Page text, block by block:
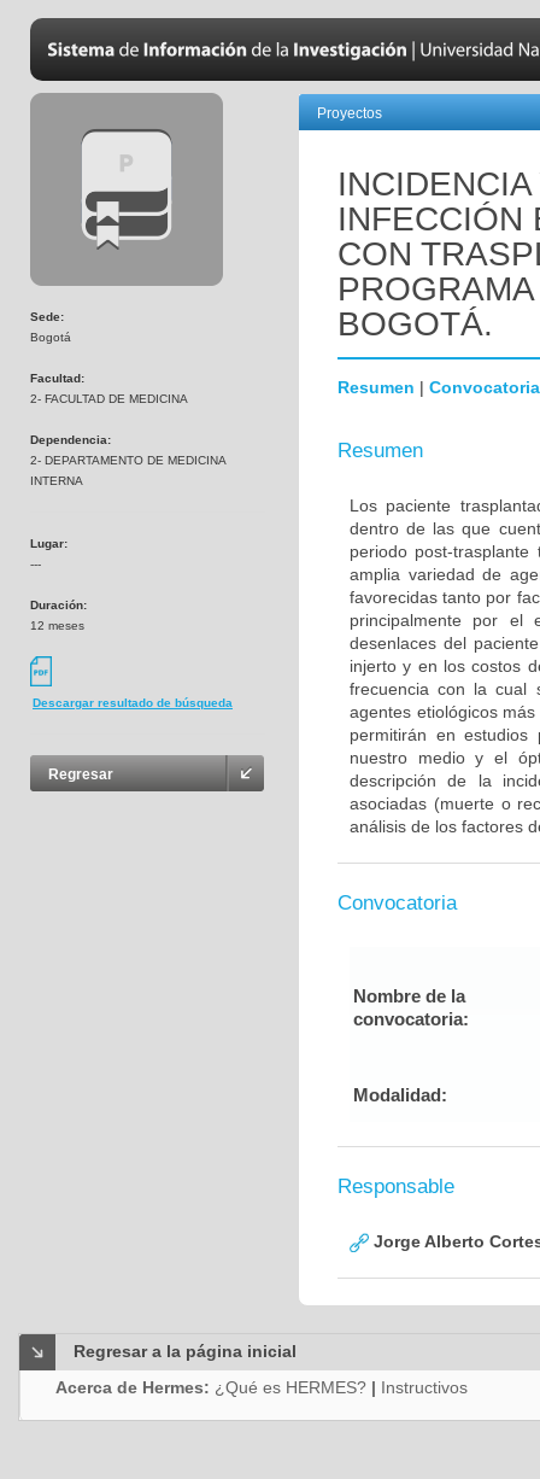
Sede:
Bogotá
Facultad:
2- FACULTAD DE MEDICINA
Dependencia:
2- DEPARTAMENTO DE MEDICINA
INTERNA
Lugar:
---
Duración:
12 meses
Descargar resultado de búsqueda
Regresar
Proyectos
INFECCIÓN
CON
BOGOTÁ.
Resumen | Convocatoria
Resumen
Los paciente
dentro de las que
periodo post-
amplia variedad de
favorecidas tanto por
principalmente por el
desenlaces del
injerto y en los costos
frecuencia con la cual
agentes etiológicos
permitirán en estudios
nuestro medio y el
descripción de la
asociadas (muerte o
análisis de los factores
Convocatoria
Nombre de la
convocatoria:
Modalidad:
Responsable
Jorge Alberto
Regresar a la página inicial
Acerca de Hermes: ¿Qué es HERMES? | Instructivos